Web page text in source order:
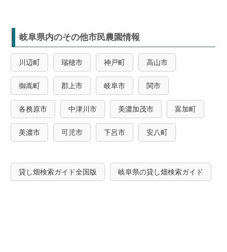
岐阜県内のその他市民農園情報
川辺町 瑞穂市 神戸町 高山市
御嵩町 郡上市 岐阜市 関市
各務原市 中津川市 美濃加茂市 富加町
美濃市 可児市 下呂市 安八町
貸し畑検索ガイド全国版 岐阜県の貸し畑検索ガイド